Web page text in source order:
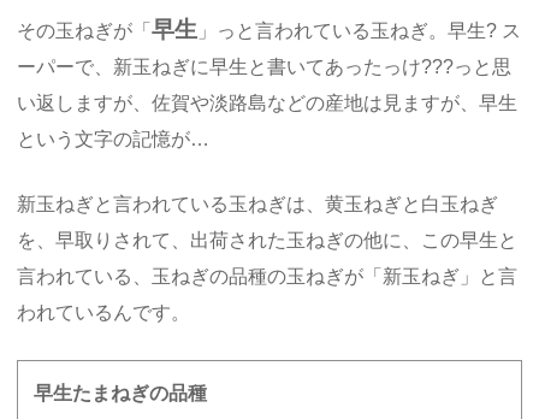
その玉ねぎが「早生 」っと言われている玉ねぎ。早生? ス
ーパーで、新玉ねぎに早生と書いてあったっけ???っと思
い返しますが、佐賀や淡路島などの産地は見ますが、早生
という文字の記憶が…
新玉ねぎと言われている玉ねぎは、黄玉ねぎと白玉ねぎ
を、早取りされて、出荷された玉ねぎの他に、この早生と
言われている、玉ねぎの品種の玉ねぎが「新玉ねぎ」と言
われているんです。
早生たまねぎの品種